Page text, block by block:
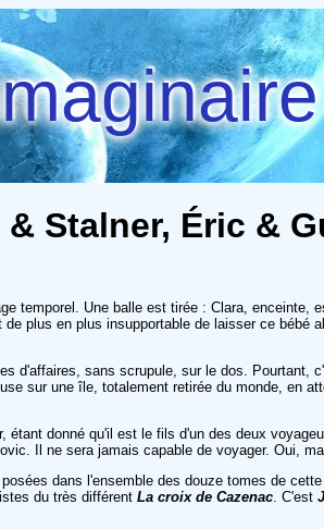
Stalner, Éric &
temporel. Une balle est tirée : Clara, enceinte,
plus en plus insupportable de laisser ce bébé
d'affaires, sans scrupule, sur le dos. Pourtant,
sur une île, totalement retirée du monde, en
donné qu'il est le fils d'un des deux
Il ne sera jamais capable de voyager. Oui,
dans l'ensemble des douze tomes de
du très différent La croix de Cazenac . C'est